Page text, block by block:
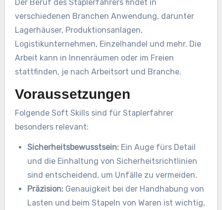
Der Beruf des Staplerfahrers findet in
verschiedenen Branchen Anwendung, darunter
Lagerhäuser, Produktionsanlagen,
Logistikunternehmen, Einzelhandel und mehr. Die
Arbeit kann in Innenräumen oder im Freien
stattfinden, je nach Arbeitsort und Branche.
Voraussetzungen
Folgende Soft Skills sind für Staplerfahrer
besonders relevant:
Sicherheitsbewusstsein: Ein Auge fürs Detail
und die Einhaltung von Sicherheitsrichtlinien
sind entscheidend, um Unfälle zu vermeiden.
Präzision: Genauigkeit bei der Handhabung von
Lasten und beim Stapeln von Waren ist wichtig,